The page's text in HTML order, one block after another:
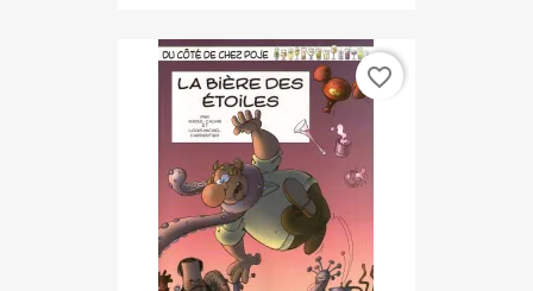
favorite_border